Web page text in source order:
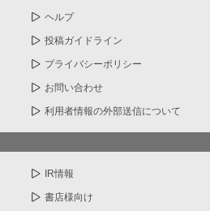
ヘルプ
投稿ガイドライン
プライバシーポリシー
お問い合わせ
利用者情報の外部送信について
IR情報
書店様向け